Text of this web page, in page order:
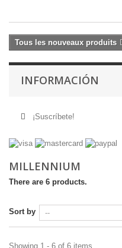
Tous les nouveaux produits
INFORMACIÓN
¡Suscríbete!
MILLENNIUM
There are 6 products.
Sort by
Showing 1 - 6 of 6 items